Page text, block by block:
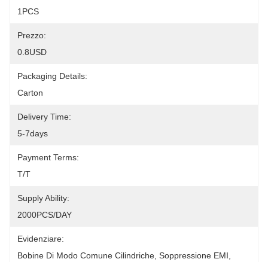
1PCS
Prezzo:
0.8USD
Packaging Details:
Carton
Delivery Time:
5-7days
Payment Terms:
T/T
Supply Ability:
2000PCS/DAY
Evidenziare:
Bobine Di Modo Comune Cilindriche Soppressione EMI